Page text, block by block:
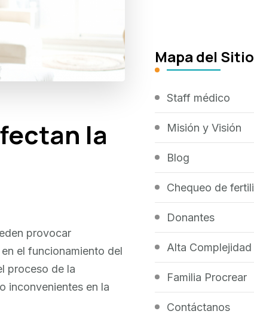
la
provocar
el funcionamiento del
proceso de la
inconvenientes en la
Mapa del Sitio
Staff médico
Misión y Visión
Blog
Chequeo de
Donantes
Alta Complejidad
Familia Procrear
Contáctanos